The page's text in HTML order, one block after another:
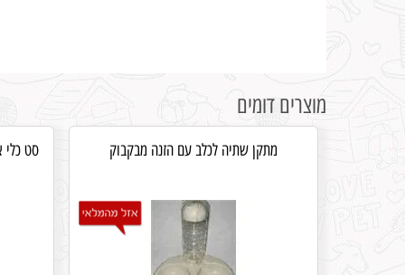
מוצרים דומים
מתקן שתיה לכלב עם הזנה מבקבוק סט כלי